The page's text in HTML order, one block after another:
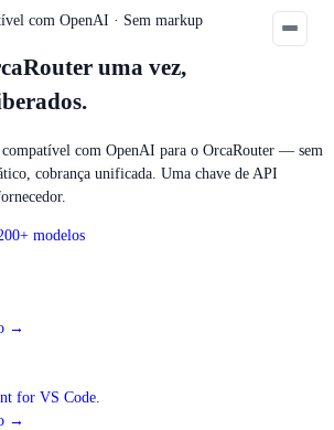
com OpenAI · Sem markup
uma vez,
com OpenAI para o OrcaRouter — sem
cobrança unificada. Uma chave de API
modelos
→
for VS Code.
→